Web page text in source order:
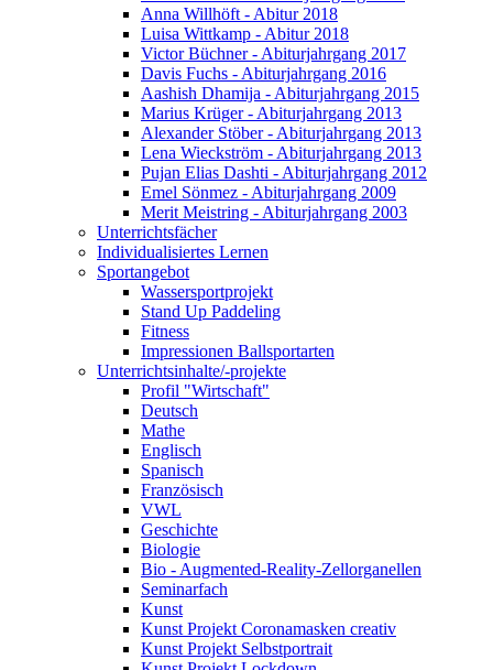
Anna Willhöft - Abitur 2018
Luisa Wittkamp - Abitur 2018
Victor Büchner - Abiturjahrgang 2017
Davis Fuchs - Abiturjahrgang 2016
Aashish Dhamija - Abiturjahrgang 2015
Marius Krüger - Abiturjahrgang 2013
Alexander Stöber - Abiturjahrgang 2013
Lena Wieckström - Abiturjahrgang 2013
Pujan Elias Dashti - Abiturjahrgang 2012
Emel Sönmez - Abiturjahrgang 2009
Merit Meistring - Abiturjahrgang 2003
Unterrichtsfächer
Individualisiertes Lernen
Sportangebot
Wassersportprojekt
Stand Up Paddeling
Fitness
Impressionen Ballsportarten
Unterrichtsinhalte/-projekte
Profil "Wirtschaft"
Deutsch
Mathe
Englisch
Spanisch
Französisch
VWL
Geschichte
Biologie
Bio - Augmented-Reality-Zellorganellen
Seminarfach
Kunst
Kunst Projekt Coronamasken creativ
Kunst Projekt Selbstportrait